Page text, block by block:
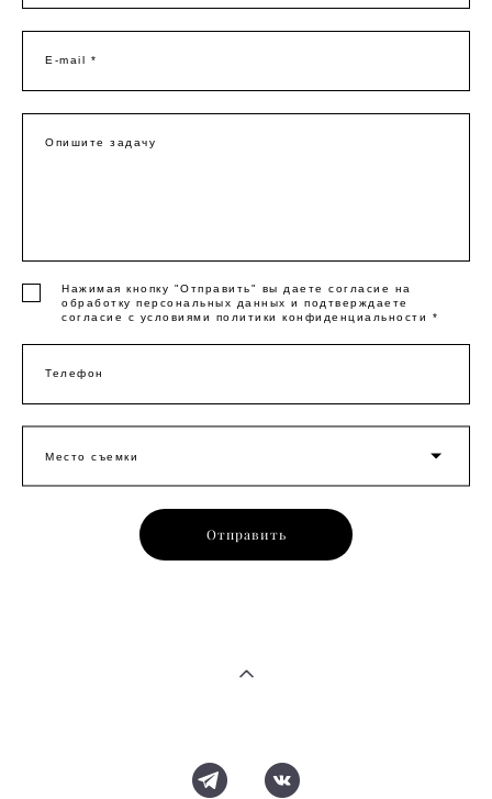
E-mail *
Опишите задачу
Нажимая кнопку "Отправить" вы даете согласие на
обработку персональных данных и подтверждаете
согласие с условиями политики конфиденциальности *
Телефон
Место съемки
Отправить